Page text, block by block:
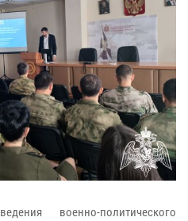
военно-политического